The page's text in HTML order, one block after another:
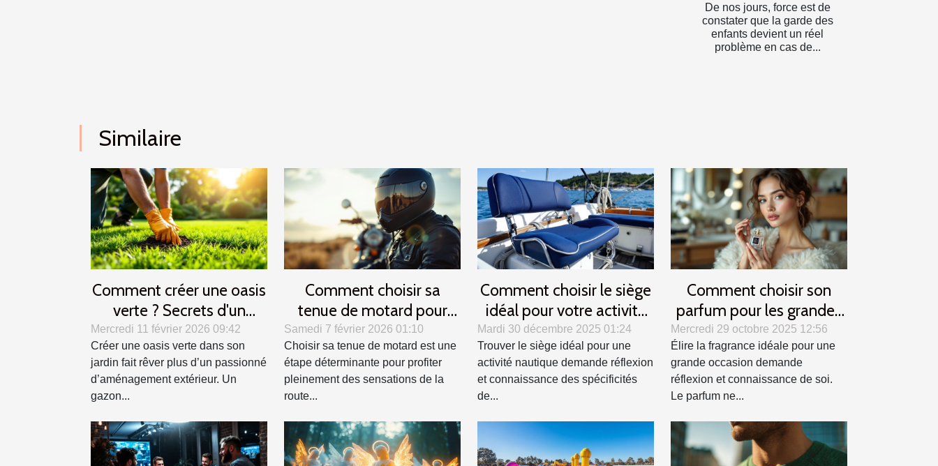
De nos jours, force est de
constater que la garde des
enfants devient un réel
problème en cas de...
Similaire
Comment créer une oasis
verte ? Secrets d'un
gazon parfait
Mercredi 11 février 2026 09:42
Créer une oasis verte dans son
jardin fait rêver plus d’un passionné
d’aménagement extérieur. Un
gazon...
Comment choisir sa
tenue de motard pour
allier confort et sécurité ?
Samedi 7 février 2026 01:10
Choisir sa tenue de motard est une
étape déterminante pour profiter
pleinement des sensations de la
route...
Comment choisir le siège
idéal pour votre activité
nautique ?
Mardi 30 décembre 2025 01:24
Trouver le siège idéal pour une
activité nautique demande réflexion
et connaissance des spécificités
de...
Comment choisir son
parfum pour les grandes
occasions ?
Mercredi 29 octobre 2025 12:56
Élire la fragrance idéale pour une
grande occasion demande
réflexion et connaissance de soi.
Le parfum ne...